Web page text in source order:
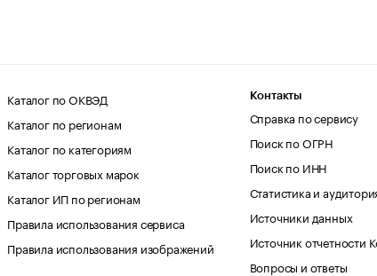
Каталог по ОКВЭД
Каталог по регионам
Каталог по категориям
Каталог торговых марок
Каталог ИП по регионам
Правила использования сервиса
Правила использования изображений
Контакты
Справка по сервису
Поиск по ОГРН
Поиск по ИНН
Статистика и
Источники данных
Источник отчетности
Вопросы и ответы